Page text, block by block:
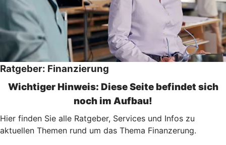
Ratgeber: Finanzierung
Wichtiger Hinweis: Diese Seite befindet sich
noch im Aufbau!
Hier finden Sie alle Ratgeber, Services und Infos zu
aktuellen Themen rund um das Thema Finanzerung.